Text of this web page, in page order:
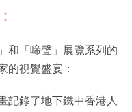
和「啼聲」展覽系列的
的視覺盛宴：
記錄了地下鐵中香港人